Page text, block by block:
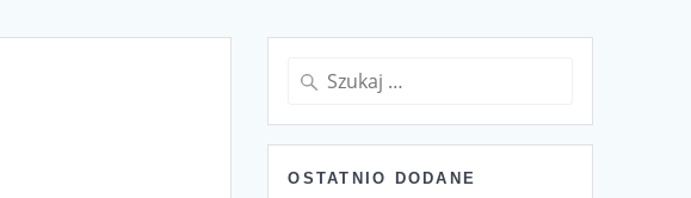
Szukaj:
OSTATNIO DODANE